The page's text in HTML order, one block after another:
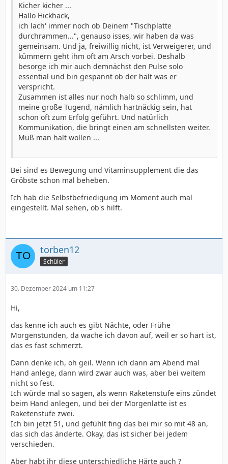
Kicher kicher ...
Hallo Hickhack,
ich lach' immer noch ob Deinem "Tischplatte
durchrammen...", genauso isses, wir haben da was
gemeinsam. Und ja, freiwillig nicht, ist Verweigerer, und
kümmern geht ihm oft am Arsch vorbei. Deshalb
besorge ich mir auch demnächst den Pulse solo
essential und bin gespannt ob der hält was er
verspricht.
Zusammen ist alles nur noch halb so schlimm, und
meine große Tugend, nämlich hartnäckig sein, hat
schon oft zum Erfolg geführt. Und natürlich
Kommunikation, die bringt einen am schnellsten weiter.
Muß man halt wollen ...
Bei sind es Bewegung und Vitaminsupplement die das
Gröbste schon mal beheben.
Ich hab die Selbstbefriedigung im Moment auch mal
eingestellt. Mal sehen, ob's hilft.
torben12
Schüler
30. Dezember 2024 um 11:27
Hi,
das kenne ich auch es gibt Nächte, oder Frühe
Morgenstunden, da wache ich davon auf, weil er so hart ist,
das es fast schmerzt.
Dann denke ich, oh geil. Wenn ich dann am Abend mal
Hand anlege, dann wird zwar auch was, aber bei weitem
nicht so fest.
Ich würde mal so sagen, als wenn Raketenstufe eins zündet
beim Hand anlegen, und bei der Morgenlatte ist es
Raketenstufe zwei.
Ich bin jetzt 51, und gefühlt fing das bei mir so mit 48 an,
das sich das änderte. Okay, das ist sicher bei jedem
verschieden.
Aber habt ihr diese unterschiedliche Härte auch ?